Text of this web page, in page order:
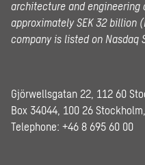
architecture and
approximately SEK 32 billion
company is listed on Nasdaq
Gjörwellsgatan 22, 112 60
Box 34044, 100 26
Telephone: +46 8 695 60 00